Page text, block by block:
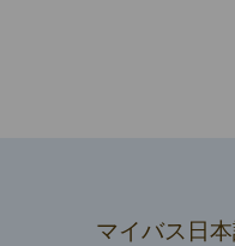
マイバス日